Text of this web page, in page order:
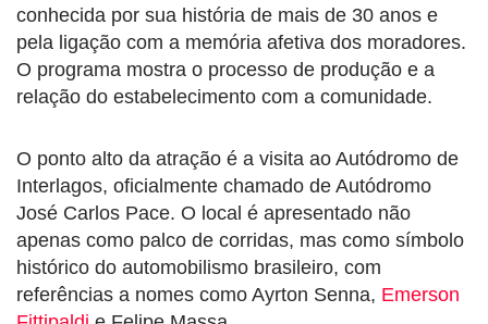
conhecida por sua história de mais de 30 anos e
pela ligação com a memória afetiva dos moradores.
O programa mostra o processo de produção e a
relação do estabelecimento com a comunidade.
O ponto alto da atração é a visita ao Autódromo de
Interlagos, oficialmente chamado de Autódromo
José Carlos Pace. O local é apresentado não
apenas como palco de corridas, mas como símbolo
histórico do automobilismo brasileiro, com
referências a nomes como Ayrton Senna, Emerson